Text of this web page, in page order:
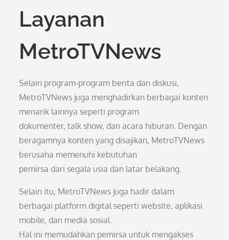
Layanan
MetroTVNews
Selain program-program berita dan diskusi,
MetroTVNews juga menghadirkan berbagai konten
menarik lainnya seperti program
dokumenter, talk show, dan acara hiburan. Dengan
beragamnya konten yang disajikan, MetroTVNews
berusaha memenuhi kebutuhan
pemirsa dari segala usia dan latar belakang.
Selain itu, MetroTVNews juga hadir dalam
berbagai platform digital seperti website, aplikasi
mobile, dan media sosial.
Hal ini memudahkan pemirsa untuk mengakses